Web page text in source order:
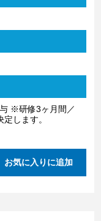
※研修3ヶ月間／
定します。
お気に入りに追加